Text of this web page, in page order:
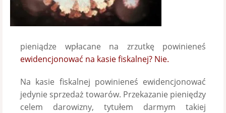
pieniądze wpłacane na zrzutkę powinieneś
ewidencjonować na kasie fiskalnej? Nie.
Na kasie fiskalnej powinieneś ewidencjonować
jedynie sprzedaż towarów. Przekazanie pieniędzy
celem darowizny, tytułem darmym takiej